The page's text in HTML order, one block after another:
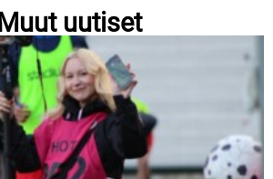
Muut uutiset